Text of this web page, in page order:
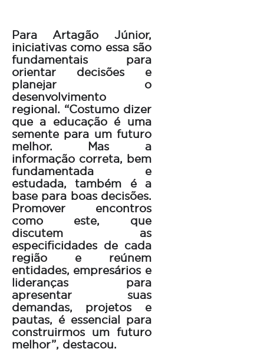
Para Artagão Júnior,
iniciativas como essa são
fundamentais para
orientar decisões e
planejar o
desenvolvimento
regional. “Costumo dizer
que a educação é uma
semente para um futuro
melhor. Mas a
informação correta, bem
fundamentada e
estudada, também é a
base para boas decisões.
Promover encontros
como este, que
discutem as
especificidades de cada
região e reúnem
entidades, empresários e
lideranças para
apresentar suas
demandas, projetos e
pautas, é essencial para
construirmos um futuro
melhor”, destacou.